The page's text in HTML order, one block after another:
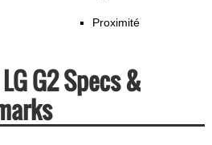
Proximité
G2 Specs &